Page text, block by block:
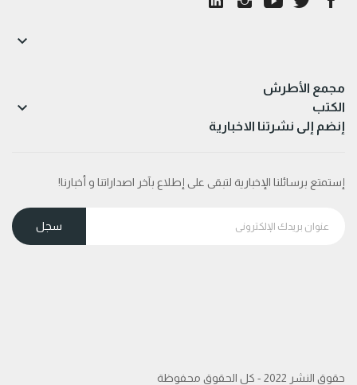
مجمع الأطرش

الكتب 
إنضم إلى نشرتنا الاخبارية
إستمتع برسائلنا الإخبارية لتبقى على إطلاع بآخر اصداراتنا و أخبارنا!
حقوق النشر 2022 - كل الحقوق محفوظة